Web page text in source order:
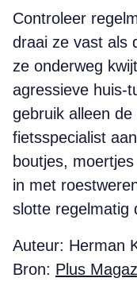
Controleer
draai ze vast als
ze onderweg
agressieve huis-
gebruik alleen
fietsspecialist
boutjes,
in met
slotte regel­matig
Auteur: Herman
Bron: Plus